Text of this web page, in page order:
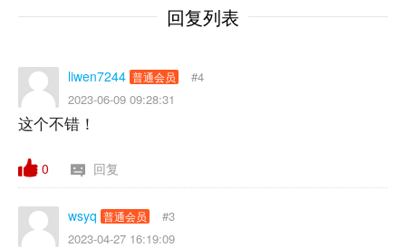
回复列表
liwen7244 普通会员
#4
2023-06-09 09:28:31
这个不错！
0 回复
wsyq 普通会员
#3
2023-04-27 16:19:09